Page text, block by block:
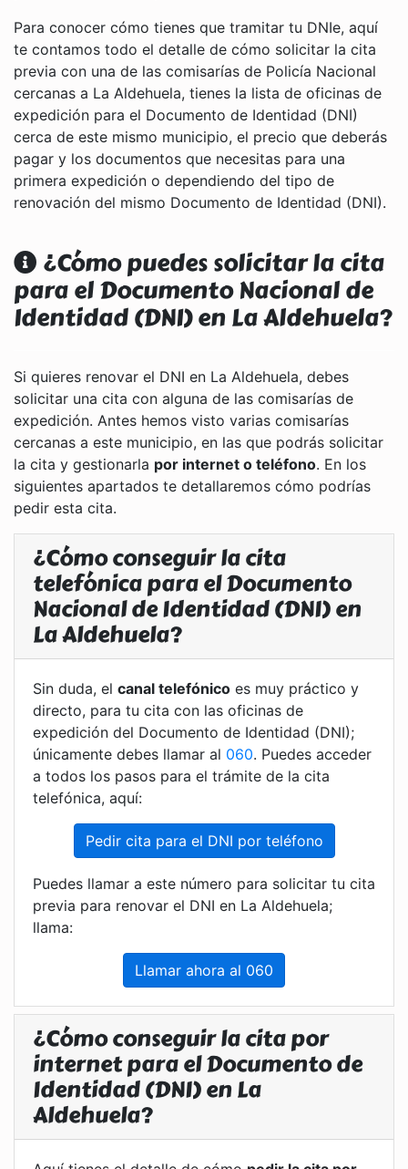
Para conocer cómo tienes que tramitar tu DNIe, aquí
te contamos todo el detalle de cómo solicitar la cita
previa con una de las comisarías de Policía Nacional
cercanas a La Aldehuela, tienes la lista de oficinas de
expedición para el Documento de Identidad (DNI)
cerca de este mismo municipio, el precio que deberás
pagar y los documentos que necesitas para una
primera expedición o dependiendo del tipo de
renovación del mismo Documento de Identidad (DNI).
¿Cómo puedes solicitar la cita
para el Documento Nacional de
Identidad (DNI) en La Aldehuela?
Si quieres renovar el DNI en La Aldehuela, debes
solicitar una cita con alguna de las comisarías de
expedición. Antes hemos visto varias comisarías
cercanas a este municipio, en las que podrás solicitar
la cita y gestionarla por internet o teléfono. En los
siguientes apartados te detallaremos cómo podrías
pedir esta cita.
¿Cómo conseguir la cita
telefónica para el Documento
Nacional de Identidad (DNI) en
La Aldehuela?
Sin duda, el canal telefónico es muy práctico y
directo, para tu cita con las oficinas de
expedición del Documento de Identidad (DNI);
únicamente debes llamar al 060. Puedes acceder
a todos los pasos para el trámite de la cita
telefónica, aquí:
Pedir cita para el DNI por teléfono
Puedes llamar a este número para solicitar tu cita
previa para renovar el DNI en La Aldehuela;
llama:
Llamar ahora al 060
¿Cómo conseguir la cita por
internet para el Documento de
Identidad (DNI) en La
Aldehuela?